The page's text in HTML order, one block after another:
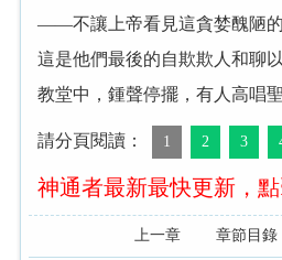
——不讓上帝看見這貪婪醜陋的
這是他們最後的自欺欺人和聊以
教堂中，鍾聲停擺，有人高唱聖
請分頁閱讀： 1 2 3
神通者最新最快更新，
上一章 章節目錄